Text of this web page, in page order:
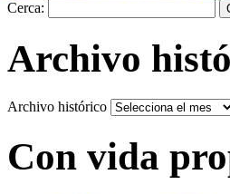
Cerca:
Archivo
Archivo histórico
Con vida